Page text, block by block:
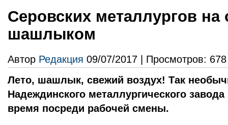
Серовских металлургов на
шашлыком
Автор Редакция 09/07/2017 | Просмотров: 678
Лето, шашлык, свежий воздух! Так
Надеждинского металлургического
время посреди рабочей смены.